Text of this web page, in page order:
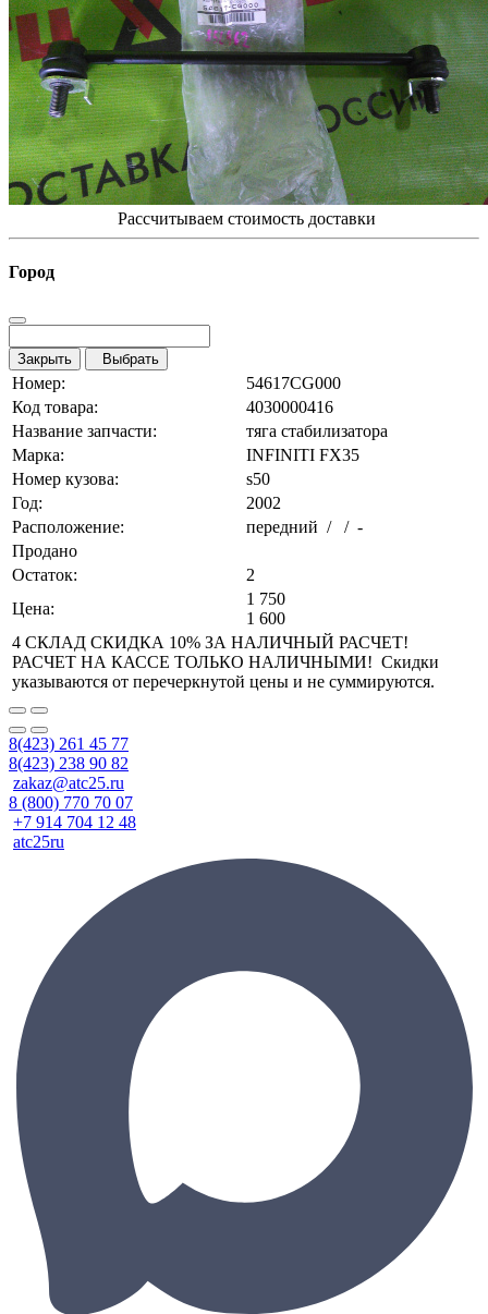
Рассчитываем стоимость доставки
Город
Закрыть Выбрать
Номер:
54617CG000
Код товара:
4030000416
Название запчасти:
тяга стабилизатора
Марка:
INFINITI FX35
Номер кузова:
s50
Год:
2002
Расположение:
передний / / -
Продано
Остаток:
2
Цена:
1 750
1 600
4 СКЛАД СКИДКА 10% ЗА НАЛИЧНЫЙ РАСЧЕТ!
РАСЧЕТ НА КАССЕ ТОЛЬКО НАЛИЧНЫМИ! Скидки
указываются от перечеркнутой цены и не суммируются.
8(423) 261 45 77
8(423) 238 90 82
zakaz@atc25.ru
8 (800) 770 70 07
+7 914 704 12 48
atc25ru